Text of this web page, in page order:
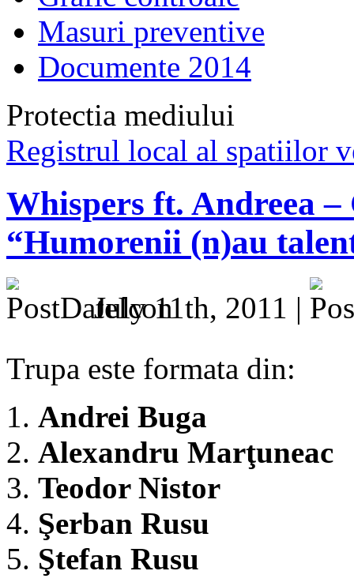
Masuri preventive
Documente 2014
Protectia mediului
Registrul local al spatiilor
Whispers ft. Andreea
“Humorenii (n)au
July 11th, 2011 |
Trupa este formata din:
Andrei Buga
Alexandru Marţuneac
Teodor Nistor
Şerban Rusu
Ştefan Rusu